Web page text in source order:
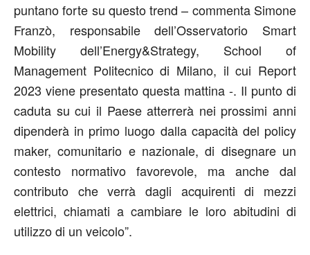
puntano forte su questo trend – commenta Simone
Franzò, responsabile dell’Osservatorio Smart
Mobility dell’Energy&Strategy, School of
Management Politecnico di Milano, il cui Report
2023 viene presentato questa mattina -. Il punto di
caduta su cui il Paese atterrerà nei prossimi anni
dipenderà in primo luogo dalla capacità del policy
maker, comunitario e nazionale, di disegnare un
contesto normativo favorevole, ma anche dal
contributo che verrà dagli acquirenti di mezzi
elettrici, chiamati a cambiare le loro abitudini di
utilizzo di un veicolo”.